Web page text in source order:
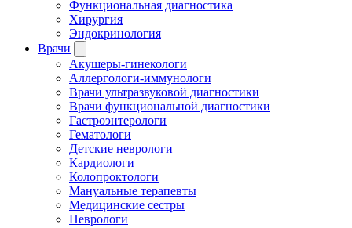
Функциональная диагностика
Хирургия
Эндокринология
Врачи
Акушеры-гинекологи
Аллергологи-иммунологи
Врачи ультразвуковой диагностики
Врачи функциональной диагностики
Гастроэнтерологи
Гематологи
Детские неврологи
Кардиологи
Колопроктологи
Мануальные терапевты
Медицинские сестры
Неврологи